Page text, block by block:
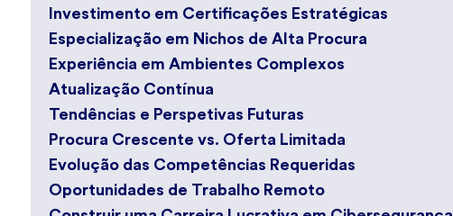
Investimento em Certificações Estratégicas
Especialização em Nichos de Alta Procura
Experiência em Ambientes Complexos
Atualização Contínua
Tendências e Perspetivas Futuras
Procura Crescente vs. Oferta Limitada
Evolução das Competências Requeridas
Oportunidades de Trabalho Remoto